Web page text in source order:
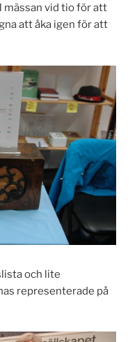
mässan vid tio för att
att åka igen för att
och lite
representerade på